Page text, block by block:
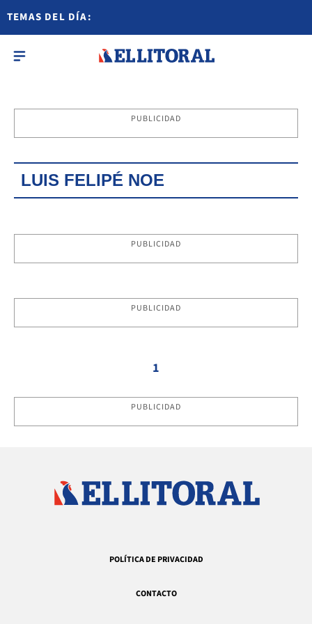
TEMAS DEL DÍA:
PUBLICIDAD
LUIS FELIPÉ NOE
PUBLICIDAD
PUBLICIDAD
1
PUBLICIDAD
POLÍTICA DE PRIVACIDAD
CONTACTO